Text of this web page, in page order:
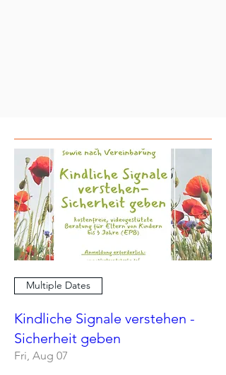
Multiple Dates
Kindliche Signale verstehen -
Sicherheit geben
Fri, Aug 07